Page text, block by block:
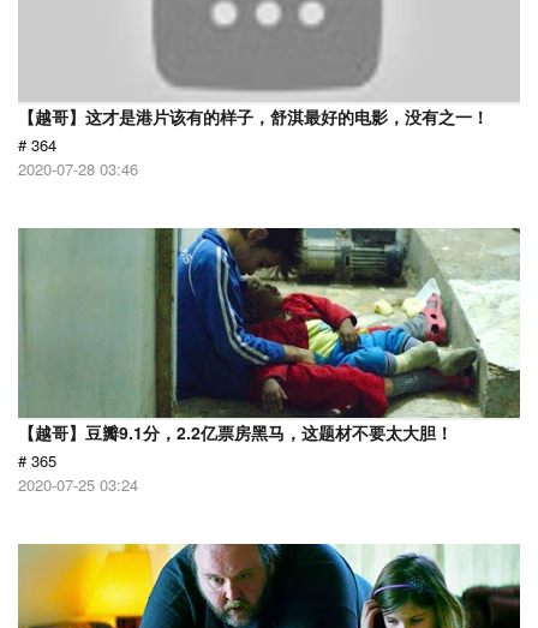
【越哥】这才是港片该有的样子，舒淇最好的电影，没有之一！
# 364
2020-07-28 03:46
【越哥】豆瓣9.1分，2.2亿票房黑马，这题材不要太大胆！
# 365
2020-07-25 03:24